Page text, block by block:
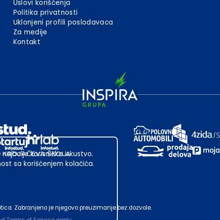
Uslovi korišćenja
Politika privatnosti
Uklonjeni profili poslodavaca
Za medije
Kontakt
Zabranjeno je njegovo preuzimanje bez dozvole.
korisničko iskustvo.
sa korišćenjem kolačića.